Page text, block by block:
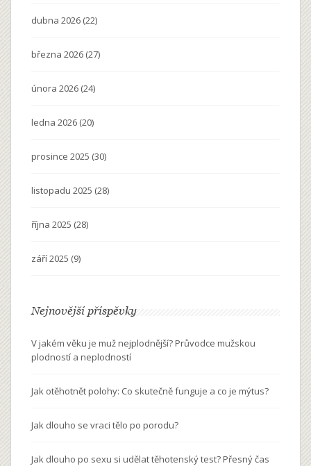
dubna 2026 (22)
března 2026 (27)
února 2026 (24)
ledna 2026 (20)
prosince 2025 (30)
listopadu 2025 (28)
října 2025 (28)
září 2025 (9)
Nejnovější příspěvky
V jakém věku je muž nejplodnější? Průvodce mužskou
plodností a neplodností
Jak otěhotnět polohy: Co skutečně funguje a co je mýtus?
Jak dlouho se vraci tělo po porodu?
Jak dlouho po sexu si udělat těhotenský test? Přesný čas